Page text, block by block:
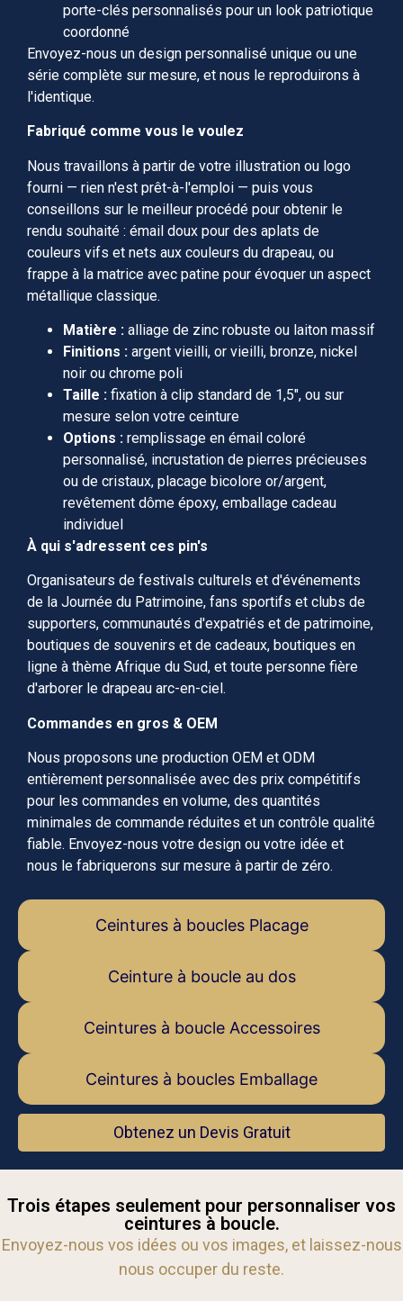
Ceintures à boucles Placage
Ceinture à boucle au dos
Ceintures à boucle Accessoires
Ceintures à boucles Emballage
porte-clés personnalisés pour un look patriotique
coordonné
Envoyez-nous un design personnalisé unique ou une
série complète sur mesure, et nous le reproduirons à
l'identique.
Fabriqué comme vous le voulez
Nous travaillons à partir de votre illustration ou logo
fourni — rien n'est prêt-à-l'emploi — puis vous
conseillons sur le meilleur procédé pour obtenir le
rendu souhaité : émail doux pour des aplats de
couleurs vifs et nets aux couleurs du drapeau, ou
frappe à la matrice avec patine pour évoquer un aspect
métallique classique.
Matière : alliage de zinc robuste ou laiton massif
Finitions : argent vieilli, or vieilli, bronze, nickel
noir ou chrome poli
Taille : fixation à clip standard de 1,5″, ou sur
mesure selon votre ceinture
Options : remplissage en émail coloré
personnalisé, incrustation de pierres précieuses
ou de cristaux, placage bicolore or/argent,
revêtement dôme époxy, emballage cadeau
individuel
À qui s'adressent ces pin's
Organisateurs de festivals culturels et d'événements
de la Journée du Patrimoine, fans sportifs et clubs de
supporters, communautés d'expatriés et de patrimoine,
boutiques de souvenirs et de cadeaux, boutiques en
ligne à thème Afrique du Sud, et toute personne fière
d'arborer le drapeau arc-en-ciel.
Commandes en gros & OEM
Nous proposons une production OEM et ODM
entièrement personnalisée avec des prix compétitifs
pour les commandes en volume, des quantités
minimales de commande réduites et un contrôle qualité
fiable. Envoyez-nous votre design ou votre idée et
nous le fabriquerons sur mesure à partir de zéro.
Obtenez un Devis Gratuit
Trois étapes seulement pour personnaliser vos
ceintures à boucle.
Envoyez-nous vos idées ou vos images, et laissez-nous
nous occuper du reste.